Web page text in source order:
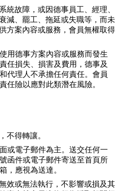
統故障，或因德事員工、經理、
減、罷工、拖延或失職等，而未
方案內容或服務，會員無權取得
用德事方案內容或服務而發生
任損失、損害及費用，德事及
代理人不承擔任何責任。會員
任險以應對此類潛在風險。
不得轉讓。
或電子郵件為主。送交任何一
函件或電子郵件寄送至首頁所
，應視為送達。
效或無法執行，不影響或損及其